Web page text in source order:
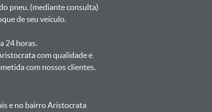
pneu. (mediante consulta)
de seu veículo.
24 horas.
com qualidade e
com nossos clientes.
e no bairro Aristocrata